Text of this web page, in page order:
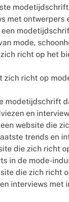
met ontwerpers
een
mode,
richt op het
richt op
modetijdschrift
en
website die
trends en
die zich richt
in de mode-
die zich richt
interviews